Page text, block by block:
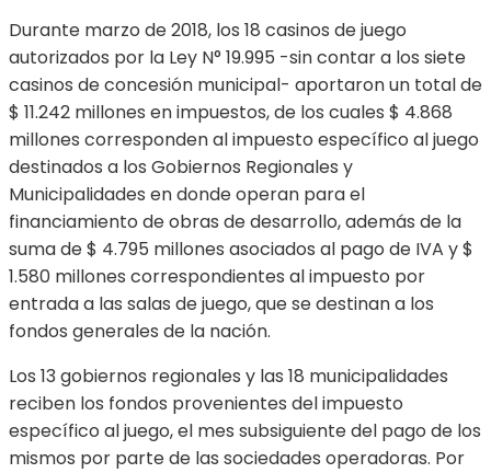
Durante marzo de 2018, los 18 casinos de juego
autorizados por la Ley N° 19.995 -sin contar a los siete
casinos de concesión municipal- aportaron un total de
$ 11.242 millones en impuestos, de los cuales $ 4.868
millones corresponden al impuesto específico al juego
destinados a los Gobiernos Regionales y
Municipalidades en donde operan para el
financiamiento de obras de desarrollo, además de la
suma de $ 4.795 millones asociados al pago de IVA y $
1.580 millones correspondientes al impuesto por
entrada a las salas de juego, que se destinan a los
fondos generales de la nación.
Los 13 gobiernos regionales y las 18 municipalidades
reciben los fondos provenientes del impuesto
específico al juego, el mes subsiguiente del pago de los
mismos por parte de las sociedades operadoras. Por